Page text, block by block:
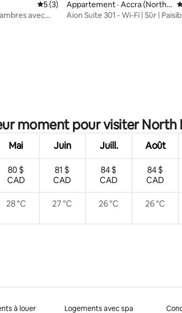
Note moyenne de 5 sur 5, 3
5 (3)
avec
Appartement · Accra (North L
egon)
Aion Suite 301 - Wi-Fi | Sûr |
moment pour visiter North
Mai Juin Juill. Août
80 $
CAD
81 $
CAD
84 $
CAD
84 $
CAD
28 °C 27 °C 26 °C 26 °C
à louer Logements avec spa